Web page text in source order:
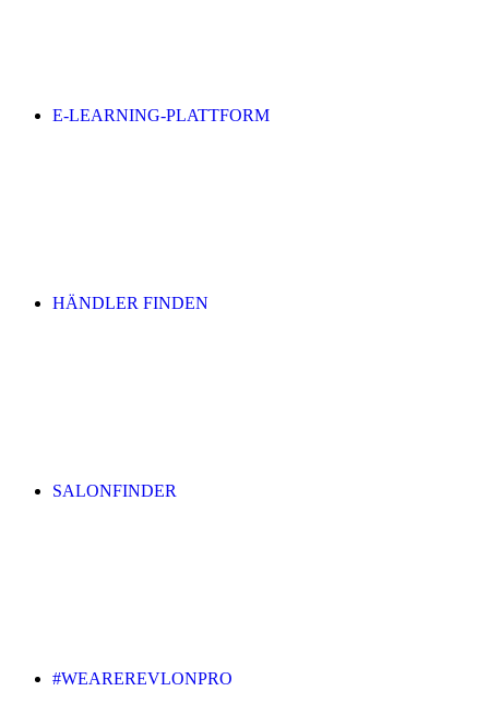
E-LEARNING-PLATTFORM
HÄNDLER FINDEN
SALONFINDER
#WEAREREVLONPRO